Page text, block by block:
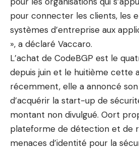
pour connecter les clients, les
systèmes d’entreprise aux
», a déclaré Vaccaro.
L’achat de CodeBGP est le
depuis juin et le huitième cette
récemment, elle a annoncé
d’acquérir la start-up de
montant non divulgué. Oort
plateforme de détection et de
menaces d’identité pour la